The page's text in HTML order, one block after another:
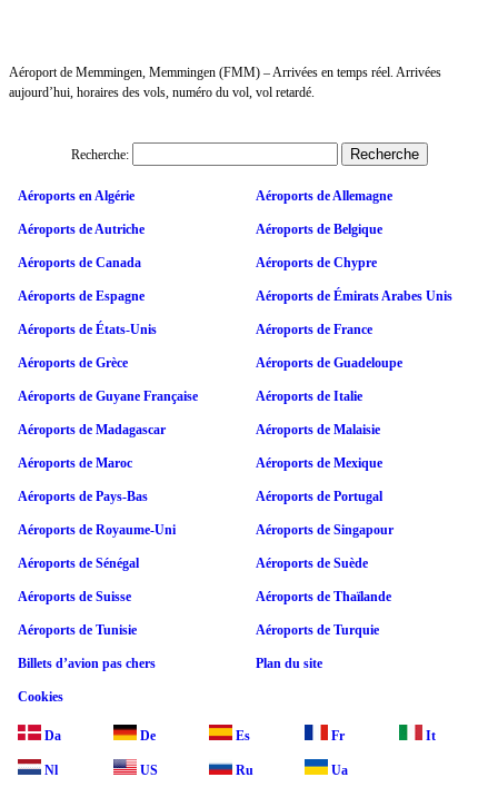
Aéroport de Memmingen, Memmingen (FMM) – Arrivées en temps réel. Arrivées
aujourd’hui, horaires des vols, numéro du vol, vol retardé.
Recherche:
Aéroports en Algérie Aéroports de Allemagne
Aéroports de Autriche Aéroports de Belgique
Aéroports de Canada Aéroports de Chypre
Aéroports de Espagne Aéroports de Émirats Arabes Unis
Aéroports de États-Unis Aéroports de France
Aéroports de Grèce Aéroports de Guadeloupe
Aéroports de Guyane Française Aéroports de Italie
Aéroports de Madagascar Aéroports de Malaisie
Aéroports de Maroc Aéroports de Mexique
Aéroports de Pays-Bas Aéroports de Portugal
Aéroports de Royaume-Uni Aéroports de Singapour
Aéroports de Sénégal Aéroports de Suède
Aéroports de Suisse Aéroports de Thaïlande
Aéroports de Tunisie Aéroports de Turquie
Billets d’avion pas chers Plan du site
Cookies
Da De Es Fr It
Nl US Ru Ua